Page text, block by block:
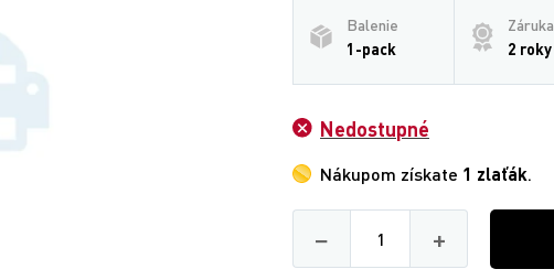
Balenie
1-pack
Záruka
2 roky
Nedostupné
Nákupom získate 1 zlaťák.
−
Množství
+